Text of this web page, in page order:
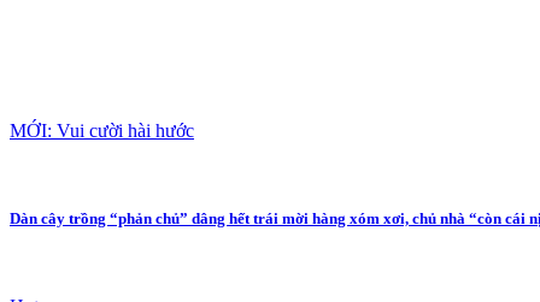
MỚI: Vui cười hài hước
Dàn cây trồng “phản chủ” dâng hết trái mời hàng xóm xơi, chủ nhà “còn cái